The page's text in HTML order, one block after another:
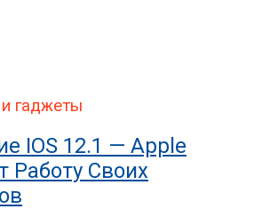
гаджеты
IOS 12.1 — Apple
Работу Своих